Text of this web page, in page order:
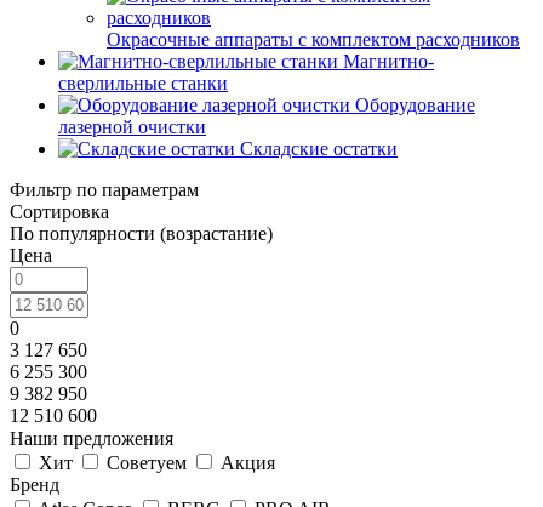
Окрасочные аппараты с комплектом расходников
Магнитно-
сверлильные станки
Оборудование
лазерной очистки
Складские остатки
Фильтр по параметрам
Сортировка
По популярности (возрастание)
Цена
0
3 127 650
6 255 300
9 382 950
12 510 600
Наши предложения
Хит
Советуем
Акция
Бренд